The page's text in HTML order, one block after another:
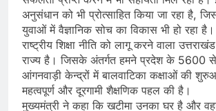
अनुसंधान को भी प्रोत्साहित किया जा रहा है,
युवाओं में वैज्ञानिक सोच का विकास भी हो रहा
राष्ट्रीय शिक्षा नीति को लागू करने वाला
राज्य है। जिसके अंतर्गत हमने प्रदेश के 5600
आंगनवाड़ी केन्द्रों में बालवाटिका कक्षाओं की
महत्वपूर्ण और दूरगामी शैक्षणिक पहल की है।
मुख्यमंत्री ने कहा कि खटीमा उनका घर है और